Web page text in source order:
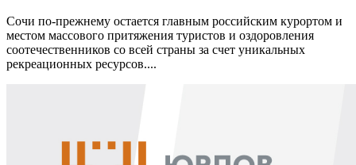
Сочи по-прежнему остается главным российским курортом и
местом массового притяжения туристов и оздоровления
соотечественников со всей страны за счет уникальных
рекреационных ресурсов....